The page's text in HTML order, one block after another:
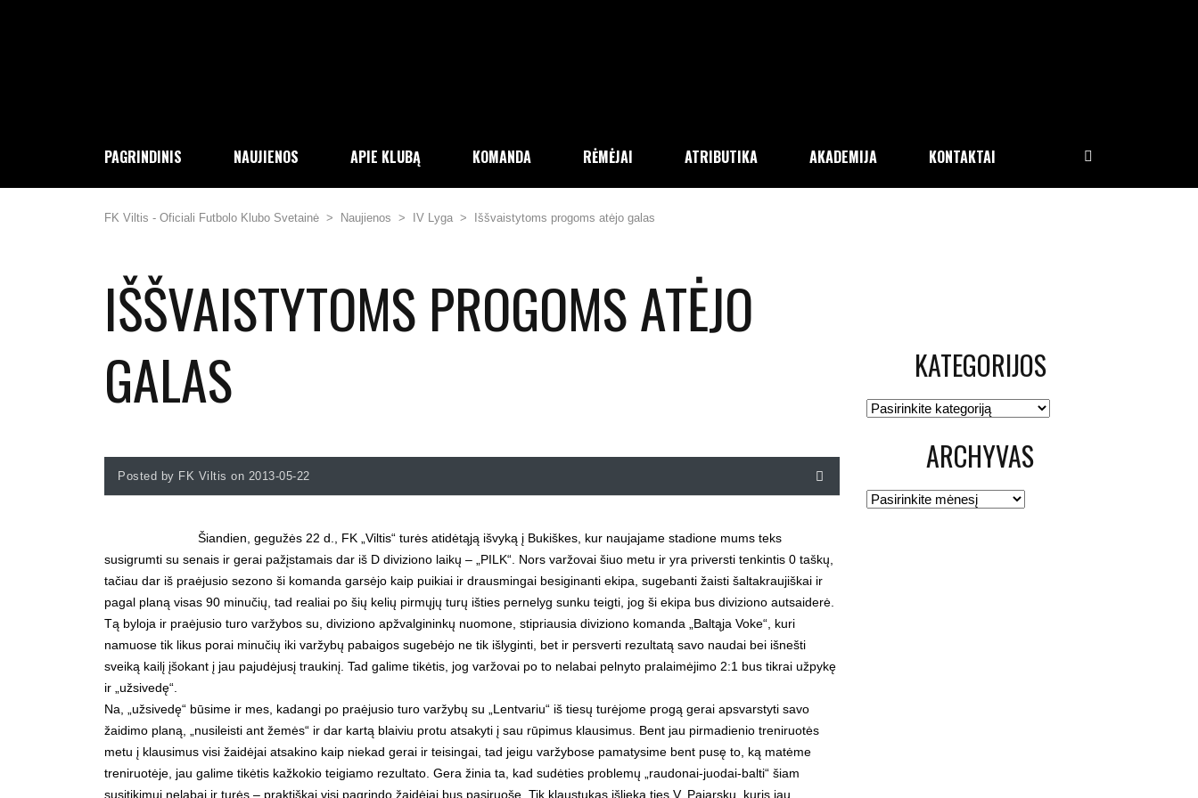
PAGRINDINIS NAUJIENOS APIE KLUBĄ KOMANDA RĖMĖJAI ATRIBUTIKA AKADEMIJA KONTAKTAI
FK Viltis - Oficiali Futbolo Klubo Svetainė > Naujienos > IV Lyga > Iššvaistytoms progoms atėjo galas
IŠŠVAISTYTOMS PROGOMS ATĖJO
GALAS
Posted by FK Viltis on 2013-05-22
Šiandien, gegužės 22 d., FK „Viltis“ turės atidėtąją išvyką į Bukiškes, kur naujajame stadione mums teks
susigrumti su senais ir gerai pažįstamais dar iš D diviziono laikų – „PILK“. Nors varžovai šiuo metu ir yra priversti tenkintis 0 taškų,
tačiau dar iš praėjusio sezono ši komanda garsėjo kaip puikiai ir drausmingai besiginanti ekipa, sugebanti žaisti šaltakraujiškai ir
pagal planą visas 90 minučių, tad realiai po šių kelių pirmųjų turų išties pernelyg sunku teigti, jog ši ekipa bus diviziono autsaiderė.
Tą byloja ir praėjusio turo varžybos su, diviziono apžvalgininkų nuomone, stipriausia diviziono komanda „Baltąja Voke“, kuri
namuose tik likus porai minučių iki varžybų pabaigos sugebėjo ne tik išlyginti, bet ir persverti rezultatą savo naudai bei išnešti
sveiką kailį įšokant į jau pajudėjusį traukinį. Tad galime tikėtis, jog varžovai po to nelabai pelnyto pralaimėjimo 2:1 bus tikrai užpykę
ir „užsivedę“.
Na, „užsivedę“ būsime ir mes, kadangi po praėjusio turo varžybų su „Lentvariu“ iš tiesų turėjome progą gerai apsvarstyti savo
žaidimo planą, „nusileisti ant žemės“ ir dar kartą blaiviu protu atsakyti į sau rūpimus klausimus. Bent jau pirmadienio treniruotės
metu į klausimus visi žaidėjai atsakino kaip niekad gerai ir teisingai, tad jeigu varžybose pamatysime bent pusę to, ką matėme
treniruotėje, jau galime tikėtis kažkokio teigiamo rezultato. Gera žinia ta, kad sudėties problemų „raudonai-juodai-balti“ šiam
susitikimui nelabai ir turės – praktiškai visi pagrindo žaidėjai bus pasiruošę. Tik klaustukas išlieka ties V. Pajarsku, kuris jau
KATEGORIJOS
Kategorijos
ARCHYVAS
Archyvas